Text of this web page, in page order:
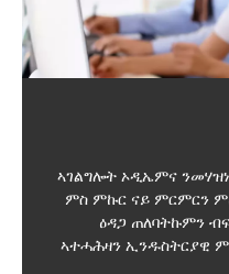
ኣገልግሎት ኦዲኤምና
ምስ ምኩር ናይ ምርምርን
ዕዳጋ ጠለባትኩምን
ኣተሓሕዛን ኢንዱስትርያዊ